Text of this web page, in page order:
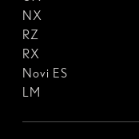
NX
RZ
RX
Novi ES
LM